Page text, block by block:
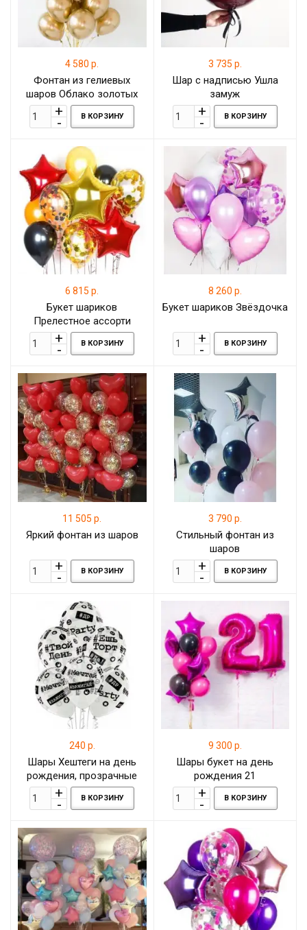
4 580 р.
Фонтан из гелиевых
шаров Облако золотых
шаров хром
В КОРЗИНУ
3 735 р.
Шар с надписью Ушла
замуж
В КОРЗИНУ
6 815 р.
Букет шариков
Прелестное ассорти
В КОРЗИНУ
8 260 р.
Букет шариков Звёздочка
В КОРЗИНУ
11 505 р.
Яркий фонтан из шаров
В КОРЗИНУ
3 790 р.
Стильный фонтан из
шаров
В КОРЗИНУ
240 р.
Шары Хештеги на день
рождения, прозрачные
В КОРЗИНУ
9 300 р.
Шары букет на день
рождения 21
В КОРЗИНУ